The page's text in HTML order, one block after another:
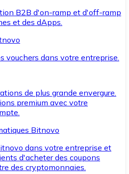
B2B d'on-ramp et d'off-ramp
et des dApps.
vouchers dans votre entreprise.
de plus grande envergure.
premium avec votre
Bitnovo
dans votre entreprise et
d'acheter des coupons
des cryptomonnaies.